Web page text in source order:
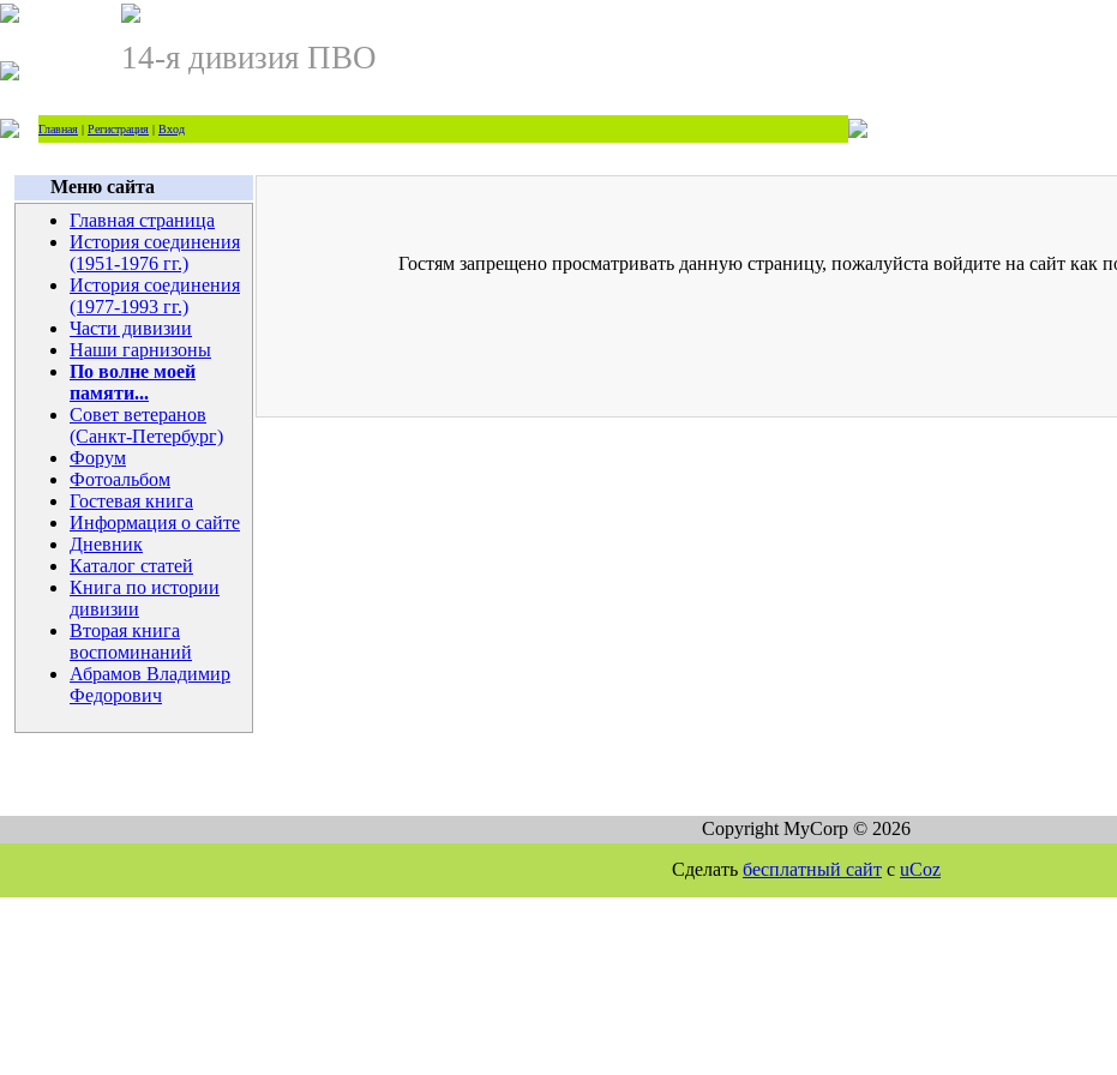
14-я дивизия ПВО
Главная | Регистрация | Вход
Меню сайта
Главная страница
История соединения
(1951-1976 гг.)
История соединения
(1977-1993 гг.)
Части дивизии
Наши гарнизоны
По волне моей
памяти...
Совет ветеранов
(Санкт-Петербург)
Форум
Фотоальбом
Гостевая книга
Информация о сайте
Дневник
Каталог статей
Книга по истории
дивизии
Вторая книга
воспоминаний
Абрамов Владимир
Федорович
Гостям запрещено просматривать данную страницу, пожалуйста войдите на сайт как
Copyright MyCorp © 2026
Сделать бесплатный сайт с uCoz